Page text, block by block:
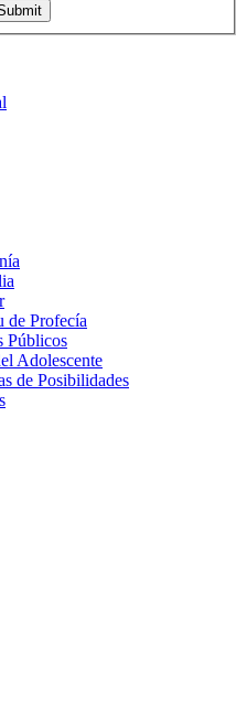
de Profecía
Públicos
Adolescente
de Posibilidades